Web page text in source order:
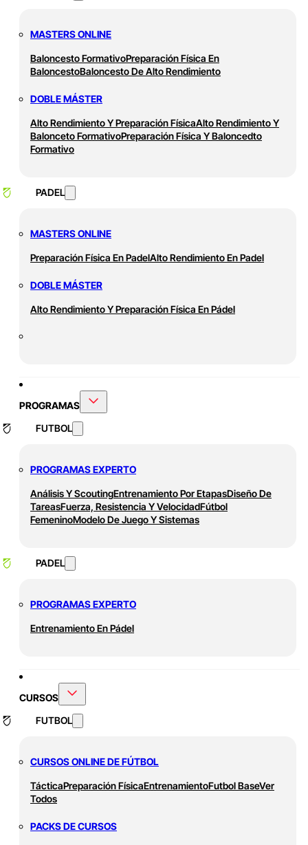
MASTERS ONLINE
Baloncesto FormativoPreparación Física En
BaloncestoBaloncesto De Alto Rendimiento
DOBLE MÁSTER
Alto Rendimiento Y Preparación FísicaAlto Rendimiento Y
Balonceto FormativoPreparación Física Y Baloncedto
Formativo
PADEL
MASTERS ONLINE
Preparación Física En PadelAlto Rendimiento En Padel
DOBLE MÁSTER
Alto Rendimiento Y Preparación Física En Pádel
PROGRAMAS
FUTBOL
PROGRAMAS EXPERTO
Análisis Y ScoutingEntrenamiento Por EtapasDiseño De
TareasFuerza, Resistencia Y VelocidadFútbol
FemeninoModelo De Juego Y Sistemas
PADEL
PROGRAMAS EXPERTO
Entrenamiento En Pádel
CURSOS
FUTBOL
CURSOS ONLINE DE FÚTBOL
TácticaPreparación FísicaEntrenamientoFutbol BaseVer
Todos
PACKS DE CURSOS